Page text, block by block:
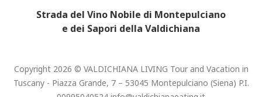
Strada del Vino Nobile di Montepulciano
e dei Sapori della Valdichiana
Copyright 2026 © VALDICHIANA LIVING Tour and Vacation in
Tuscany - Piazza Grande, 7 – 53045 Montepulciano (Siena) P.I.